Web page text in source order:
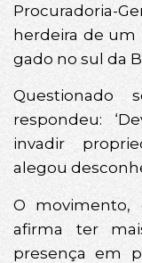
Procuradoria-
herdeira de um
gado no sul da
respondeu:
invadir
alegou
O movimento,
afirma ter
presença em